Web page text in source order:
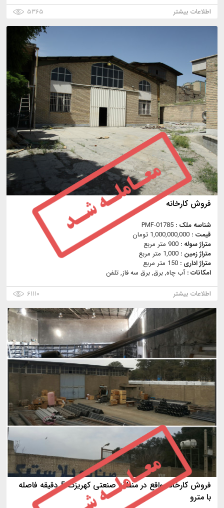
اطلاعات بیشتر ۵۳۶۵
فروش کارخانه
شناسه ملک : PMF-01785
قیمت : 1,000,000,000 تومان
متراژ سوله : 900 متر مربع
متراژ زمین : 1,000 متر مربع
متراژ اداری : 150 متر مربع
امکانات :آب چاه, برق, برق سه فاز, تلفن
اطلاعات بیشتر
۶۱۱۱۰
فروش کارخانه واقع در منطقه صنعتی کهریزک 5 دقیقه فاصله
با مترو